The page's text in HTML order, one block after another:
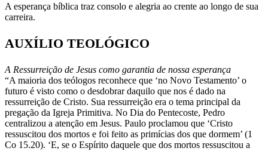
A esperança bíblica traz consolo e alegria ao crente ao longo de sua
carreira.
AUXÍLIO TEOLÓGICO
A Ressurreição de Jesus como garantia de nossa esperança
“A maioria dos teólogos reconhece que ‘no Novo Testamento’ o
futuro é visto como o desdobrar daquilo que nos é dado na
ressurreição de Cristo. Sua ressurreição era o tema principal da
pregação da Igreja Primitiva. No Dia do Pentecoste, Pedro
centralizou a atenção em Jesus. Paulo proclamou que ‘Cristo
ressuscitou dos mortos e foi feito as primícias dos que dormem’ (1
Co 15.20). ‘E, se o Espírito daquele que dos mortos ressuscitou a